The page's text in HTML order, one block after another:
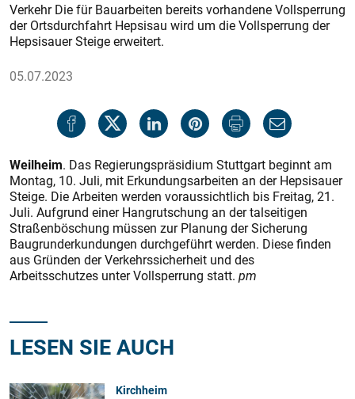
Verkehr Die für Bauarbeiten bereits vorhandene Vollsperrung
der Ortsdurchfahrt Hepsisau wird um die Vollsperrung der
Hepsisauer Steige erweitert.
05.07.2023
Weilheim. Das Regierungspräsidium Stuttgart beginnt am
Montag, 10. Juli, mit Erkundungsarbeiten an der Hepsisauer
Steige. Die Arbeiten werden voraussichtlich bis Freitag, 21.
Juli. Aufgrund einer Hangrutschung an der talseitigen
Straßenböschung müssen zur Planung der Sicherung
Baugrunderkundungen durchgeführt werden. Diese finden
aus Gründen der Verkehrssicherheit und des
Arbeitsschutzes unter Vollsperrung statt. pm
LESEN SIE AUCH
Kirchheim